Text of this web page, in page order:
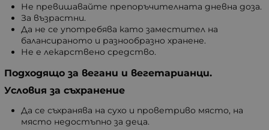
Не превишавайте препоръчителната дневна доза.
За възрастни.
Да не се употребява като заместител на
балансираното и разнообразно хранене.
Не е лекарствено средство.
Подходящо за вегани и вегетарианци.
Условия за съхранение
Да се съхранява на сухо и проветриво място, на
място недостъпно за деца.